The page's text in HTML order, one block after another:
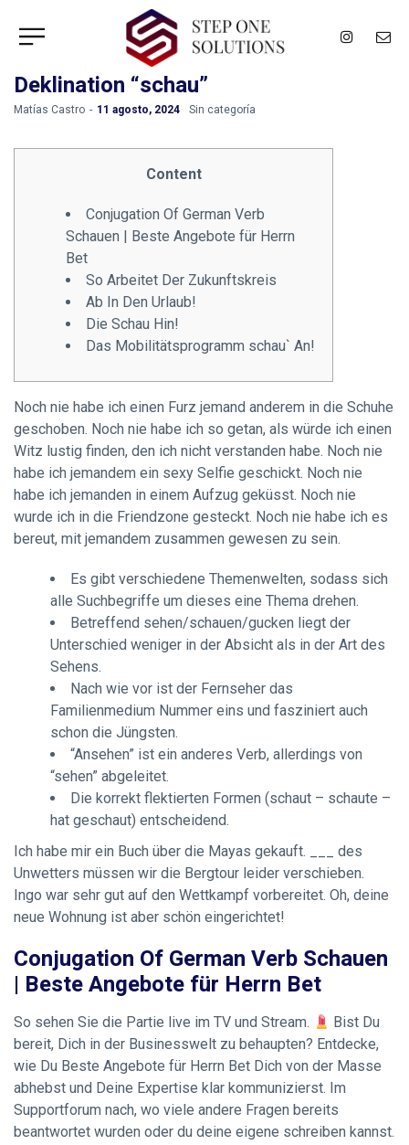
Deklination “schau”
by
Matías Castro 11 agosto, 2024 Sin categoría
Content
Conjugation Of German Verb
Schauen | Beste Angebote für Herrn
Bet
So Arbeitet Der Zukunftskreis
Ab In Den Urlaub!
Die Schau Hin!
Das Mobilitäts­programm schau` An!
Noch nie habe ich einen Furz jemand anderem in die Schuhe
geschoben. Noch nie habe ich so getan, als würde ich einen
Witz lustig finden, den ich nicht verstanden habe. Noch nie
habe ich jemandem ein sexy Selfie geschickt. Noch nie
habe ich jemanden in einem Aufzug geküsst. Noch nie
wurde ich in die Friendzone gesteckt. Noch nie habe ich es
bereut, mit jemandem zusammen gewesen zu sein.
Es gibt verschiedene Themenwelten, sodass sich
alle Suchbegriffe um dieses eine Thema drehen.
Betreffend sehen/schauen/gucken liegt der
Unterschied weniger in der Absicht als in der Art des
Sehens.
Nach wie vor ist der Fernseher das
Familienmedium Nummer eins und fasziniert auch
schon die Jüngsten.
“Ansehen” ist ein anderes Verb, allerdings von
“sehen” abgeleitet.
Die korrekt flektierten Formen (schaut – schaute –
hat geschaut) entscheidend.
Ich habe mir ein Buch über die Mayas gekauft. ___ des
Unwetters müssen wir die Bergtour leider verschieben.
Ingo war sehr gut auf den Wettkampf vorbereitet. Oh, deine
neue Wohnung ist aber schön eingerichtet!
Conjugation Of German Verb Schauen
| Beste Angebote für Herrn Bet
So sehen Sie die Partie live im TV und Stream.
Bist Du
bereit, Dich in der Businesswelt zu behaupten? Entdecke,
wie Du Beste Angebote für Herrn Bet Dich von der Masse
abhebst und Deine Expertise klar kommunizierst. Im
Supportforum nach, wo viele andere Fragen bereits
beantwortet wurden oder du deine eigene schreiben kannst.